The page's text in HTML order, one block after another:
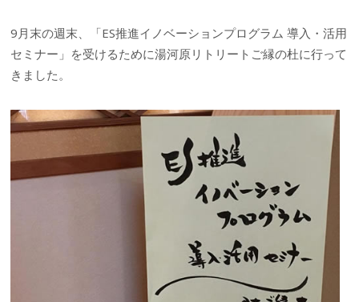
9月末の週末、「ES推進イノベーションプログラム 導入・活用
セミナー」を受けるために湯河原リトリートご縁の杜に行って
きました。